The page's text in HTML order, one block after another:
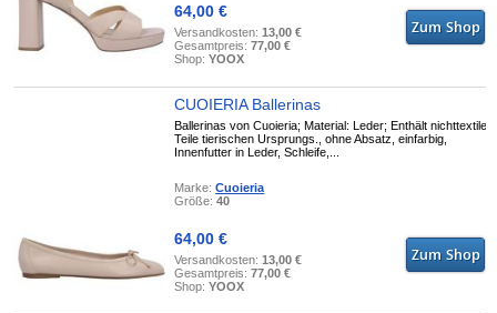
64,00 €
Versandkosten:13,00 €
Gesamtpreis:77,00 €
Shop:YOOX
CUOIERIA Ballerinas
Ballerinas von Cuoieria; Material: Leder; Enthält nichttextile
Teile tierischen Ursprungs., ohne Absatz, einfarbig,
Innenfutter in Leder, Schleife,...
Marke:Cuoieria
Größe:40
64,00 €
Versandkosten:13,00 €
Gesamtpreis:77,00 €
Shop:YOOX